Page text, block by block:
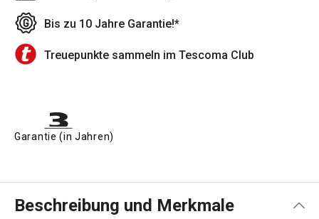
Bis zu 10 Jahre Garantie!*
Treuepunkte sammeln im Tescoma Club
Garantie (in Jahren)
Beschreibung und Merkmale